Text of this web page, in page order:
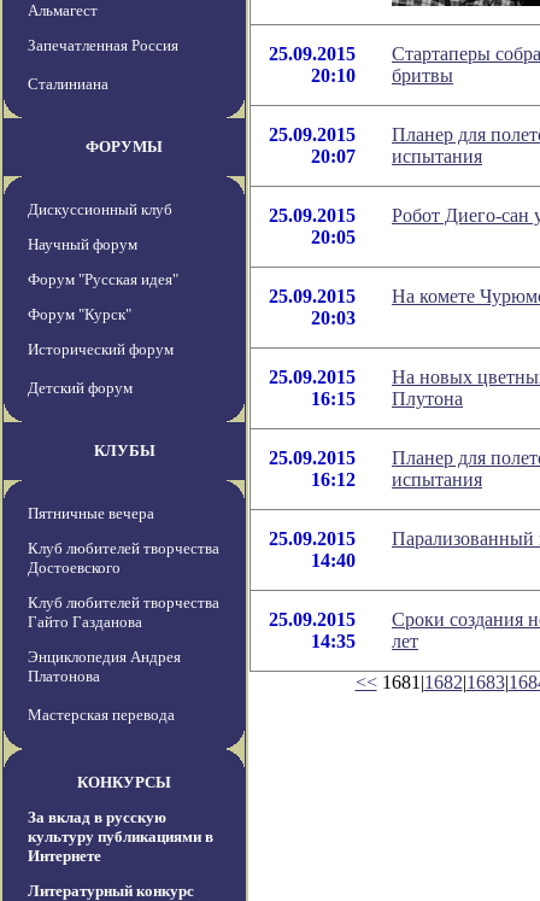
Альмагест
Запечатленная Россия
Сталиниана
ФОРУМЫ
Дискуссионный клуб
Научный форум
Форум "Русская идея"
Форум "Курск"
Исторический форум
Детский форум
КЛУБЫ
Пятничные вечера
Клуб любителей творчества
Достоевского
Клуб любителей творчества
Гайто Газданова
Энциклопедия Андрея
Платонова
Мастерская перевода
КОНКУРСЫ
За вклад в русскую
культуру публикациями в
Интернете
Литературный конкурс
25.09.2015
20:10
Стартаперы
бритвы
25.09.2015
20:07
Планер для
испытания
25.09.2015
20:05
Робот Диего-сан
25.09.2015
20:03
На комете
25.09.2015
16:15
На новых
Плутона
25.09.2015
16:12
Планер для
испытания
25.09.2015
14:40
Парализованный
25.09.2015
14:35
Сроки создания
лет
<<1681|1682|1683|